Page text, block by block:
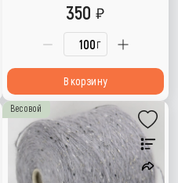
г
350
В корзину
Весовой